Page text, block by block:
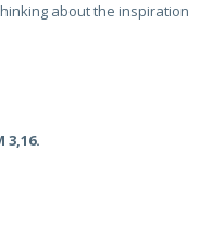
about the inspiration
3,16.